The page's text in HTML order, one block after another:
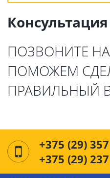
ПОЗВОНИТЕ
ПОМОЖЕМ
ПРАВИЛЬНЫЙ
+375 (29)
+375 (29)